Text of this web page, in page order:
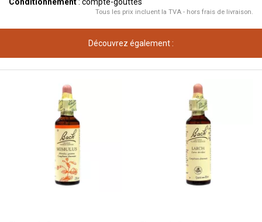
Tous les prix incluent la TVA - hors frais de livraison.
Découvrez également :